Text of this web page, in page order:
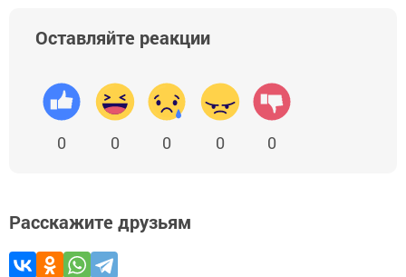
Оставляйте реакции
0 0 0 0 0
Расскажите друзьям